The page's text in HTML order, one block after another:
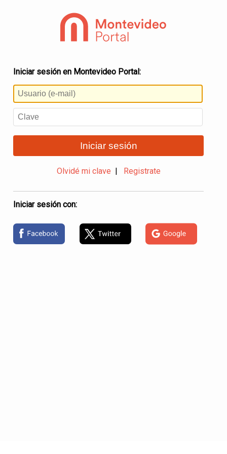
Iniciar sesión en Montevideo Portal:
Iniciar sesión
Olvidé mi clave Registrate
Iniciar sesión con: